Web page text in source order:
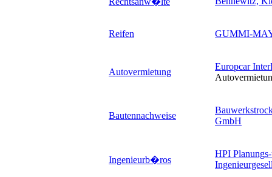
Reifen GUMMI-
Autovermietung
Europcar
Bautennachweise
GmbH
Ingenieurb�ros
HPI